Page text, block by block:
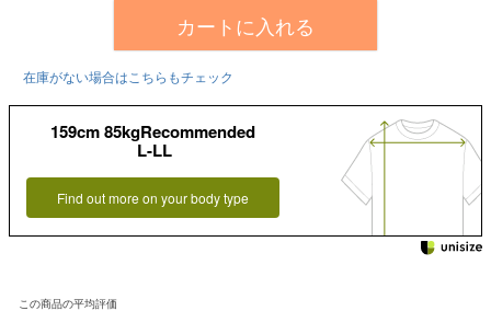
カートに入れる
在庫がない場合はこちらもチェック
159cm 85kgRecommended
L-LL
Find out more on your body type